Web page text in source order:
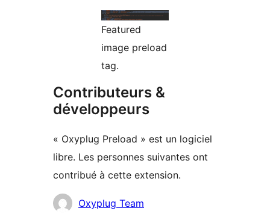
Featured
image preload
tag.
Contributeurs &
développeurs
« Oxyplug Preload » est un logiciel
libre. Les personnes suivantes ont
contribué à cette extension.
Contributeurs
Oxyplug Team